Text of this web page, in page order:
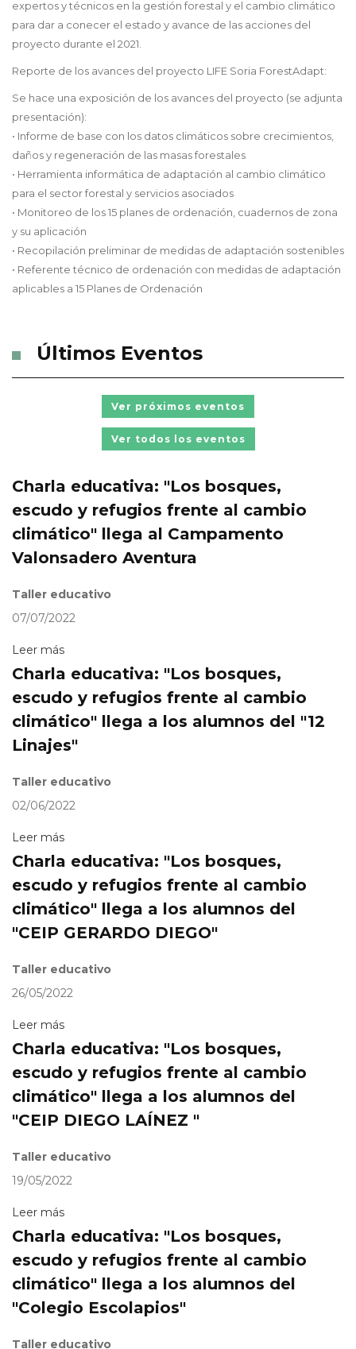
expertos y técnicos en la gestión forestal y el cambio climático
para dar a conecer el estado y avance de las acciones del
proyecto durante el 2021.
Reporte de los avances del proyecto LIFE Soria ForestAdapt:
Se hace una exposición de los avances del proyecto (se adjunta
presentación):
• Informe de base con los datos climáticos sobre crecimientos,
daños y regeneración de las masas forestales
• Herramienta informática de adaptación al cambio climático
para el sector forestal y servicios asociados
• Monitoreo de los 15 planes de ordenación, cuadernos de zona
y su aplicación
• Recopilación preliminar de medidas de adaptación sostenibles
• Referente técnico de ordenación con medidas de adaptación
aplicables a 15 Planes de Ordenación
Últimos Eventos
Ver próximos eventos
Ver todos los eventos
Charla educativa: "Los bosques,
escudo y refugios frente al cambio
climático" llega al Campamento
Valonsadero Aventura
Taller educativo
07/07/2022
Leer más
Charla educativa: "Los bosques,
escudo y refugios frente al cambio
climático" llega a los alumnos del "12
Linajes"
Taller educativo
02/06/2022
Leer más
Charla educativa: "Los bosques,
escudo y refugios frente al cambio
climático" llega a los alumnos del
"CEIP GERARDO DIEGO"
Taller educativo
26/05/2022
Leer más
Charla educativa: "Los bosques,
escudo y refugios frente al cambio
climático" llega a los alumnos del
"CEIP DIEGO LAÍNEZ "
Taller educativo
19/05/2022
Leer más
Charla educativa: "Los bosques,
escudo y refugios frente al cambio
climático" llega a los alumnos del
"Colegio Escolapios"
Taller educativo